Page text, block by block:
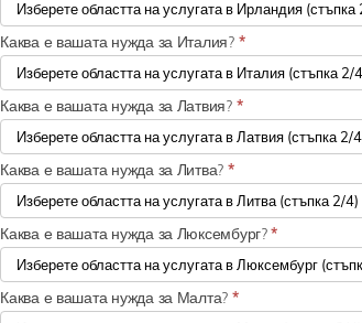
Каква е вашата нужда за Италия? *
Каква е вашата нужда за Латвия? *
Каква е вашата нужда за Литва? *
Каква е вашата нужда за Люксембург?*
Каква е вашата нужда за Малта? *